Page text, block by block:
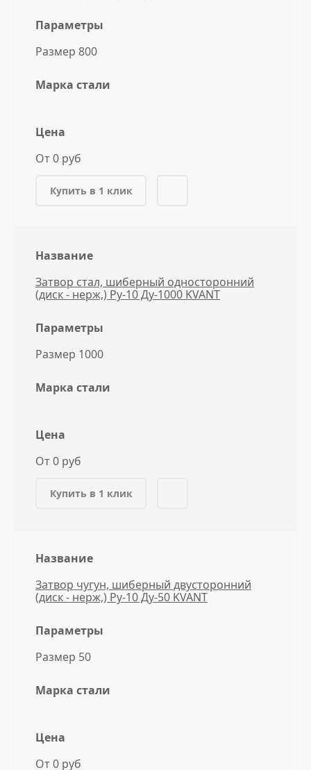
Параметры
Размер 800
Марка стали
Цена
От 0 руб
Купить в 1 клик
Название
Затвор стал, шиберный односторонний
(диск - нерж,) Ру-10 Ду-1000 KVANT
Параметры
Размер 1000
Марка стали
Цена
От 0 руб
Купить в 1 клик
Название
Затвор чугун, шиберный двусторонний
(диск - нерж,) Ру-10 Ду-50 KVANT
Параметры
Размер 50
Марка стали
Цена
От 0 руб